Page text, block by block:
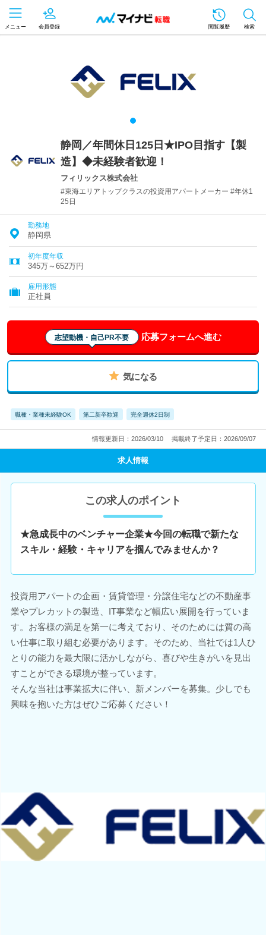
メニュー 会員登録 閲覧履歴 検索
静岡／年間休日125日★IPO目指す【製
造】◆未経験者歓迎！
フィリックス株式会社
#東海エリアトップクラスの投資用アパートメーカー #年休1
25日
勤務地
静岡県
初年度年収
345万～652万円
雇用形態
正社員
志望動機・自己PR不要 応募フォームへ進む
気になる
職種・業種未経験OK 第二新卒歓迎 完全週休2日制
情報更新日：2026/03/10 掲載終了予定日：2026/09/07
求人情報
この求人のポイント
★急成長中のベンチャー企業★今回の転職で新たな
スキル・経験・キャリアを掴んでみませんか？
投資用アパートの企画・賃貸管理・分譲住宅などの不動産事
業やプレカットの製造、IT事業など幅広い展開を行っていま
す。お客様の満足を第一に考えており、そのためには質の高
い仕事に取り組む必要があります。そのため、当社では1人ひ
とりの能力を最大限に活かしながら、喜びや生きがいを見出
すことができる環境が整っています。
そんな当社は事業拡大に伴い、新メンバーを募集。少しでも
興味を抱いた方はぜひご応募ください！